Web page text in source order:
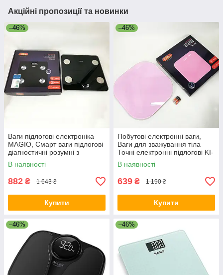
Акційні пропозиції та новинки
–46%
Ваги підлогові електроніка
MAGIO, Смарт ваги підлогові
діагностичні розумні з
функціями смарт FO-86
В наявності
882 ₴ 1 643 ₴
Купити
–46%
Побутові електронні ваги,
Ваги для зважування тіла
Точні електронні підлогові KI-
46
В наявності
639 ₴ 1 190 ₴
Купити
–46% –46%